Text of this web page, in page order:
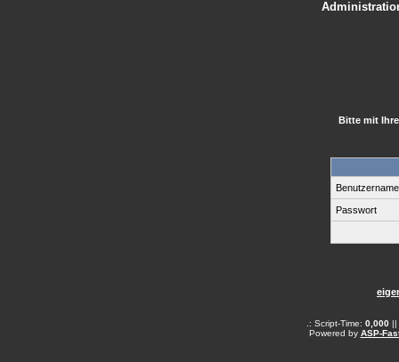
Bitte mit
Passwort
.: Script-Time: 0,000 ||
Powered by ASP-